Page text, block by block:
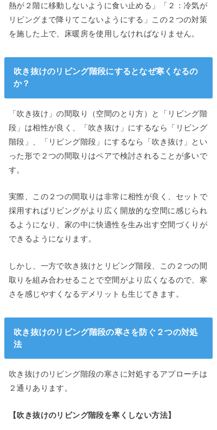
熱が２階に移動しないように食い止める」「２：冷気が
リビングまで降りてこないようにする」この２つの対策
を施した上で、床暖房を使用しなければなりません。
吹き抜けのリビング階段にするとなぜ寒くなるの
か？
「吹き抜け」の間取り（空間のとり方）と「リビング階
段」は相性が良く、「吹き抜け」にするなら「リビング
階段」、「リビング階段」にするなら「吹き抜け」とい
った形で２つの間取りはペアで検討されることが多いで
す。
実際、この２つの間取りは非常に相性が良く、セットで
採用すればリビングがより広く開放的な空間に感じられ
るようになり、家の中に快適性を生み出す空間づくりが
できるようになります。
しかし、一方で吹き抜けとリビング階段、この２つの間
取りを組み合わせることで空間がより広くなるので、寒
さを感じやすくなるデメリットも生じてきます。
吹き抜けのリビング階段の寒さを防ぐ２つの対処
法
吹き抜けのリビング階段の寒さに対処するアプローチは
２通りあります。
【吹き抜けのリビング階段を寒くしない方法】